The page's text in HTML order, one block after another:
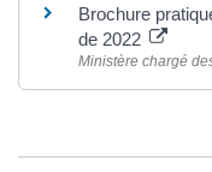
Brochure
de 2022
Ministère chargé